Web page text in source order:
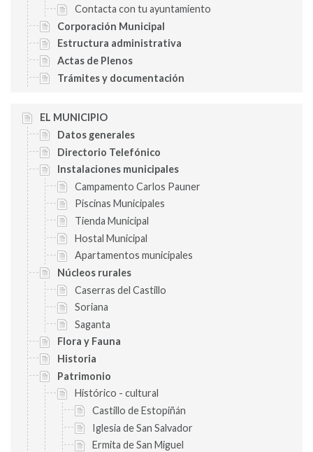
Contacta con tu ayuntamiento
Corporación Municipal
Estructura administrativa
Actas de Plenos
Trámites y documentación
EL MUNICIPIO
Datos generales
Directorio Telefónico
Instalaciones municipales
Campamento Carlos Pauner
Piscinas Municipales
Tienda Municipal
Hostal Municipal
Apartamentos municipales
Núcleos rurales
Caserras del Castillo
Soriana
Saganta
Flora y Fauna
Historia
Patrimonio
Histórico - cultural
Castillo de Estopiñán
Iglesia de San Salvador
Ermita de San Miguel